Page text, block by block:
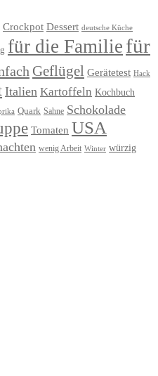
Crockpot Dessert deutsche Küche
für die Familie für
Geflügel Gerätetest Hack
Italien Kartoffeln Kochbuch
Quark Sahne Schokolade
Tomaten USA
wenig Arbeit Winter würzig